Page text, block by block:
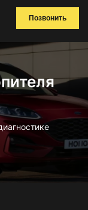
Позвонить